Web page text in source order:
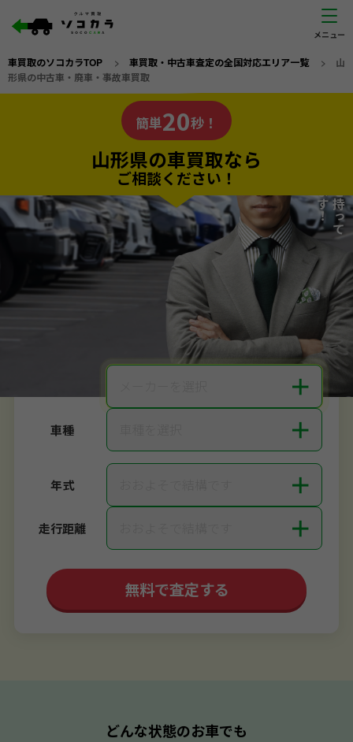
車買取のソコカラTOP > 車買取・中古車査定の全国対応エリア一覧> 山
形県の中古車・廃車・事故車買取
の車買取なら
ソコカラの
電話か出張か、高い方の査定を提案。
私たちが責任を持って
査定いたします！
簡単20秒！
山形県の車買取なら
ご相談ください！
20秒で入力完了！
カンタンWeb査定
ご依頼いただいたお車を丁寧に査定いたします
＋
車種 ＋
年式 ＋
走行距離 ＋
無料で査定する
どんな状態のお車でも